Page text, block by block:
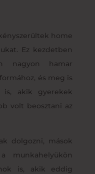
home
Ez kezdetben
nagyon hamar
és meg is
is, akik gyerekek
volt beosztani az
dolgozni, mások
munkahelyükön
is, akik eddig